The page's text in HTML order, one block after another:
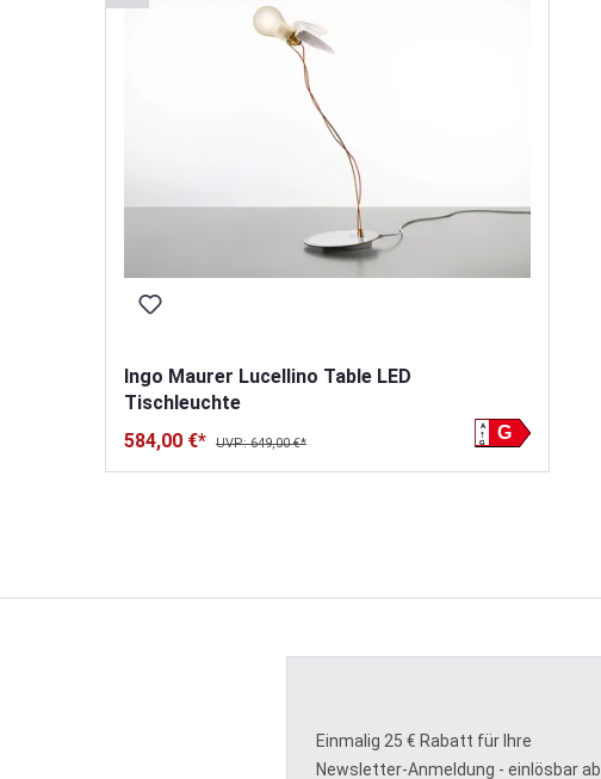
Ingo Maurer Lucellino Table LED
Tischleuchte
584,00 €*
UVP: 649,00 €*
G
A
G
Einmalig 25 € Rabatt für Ihre
Newsletter-Anmeldung - einlösbar ab